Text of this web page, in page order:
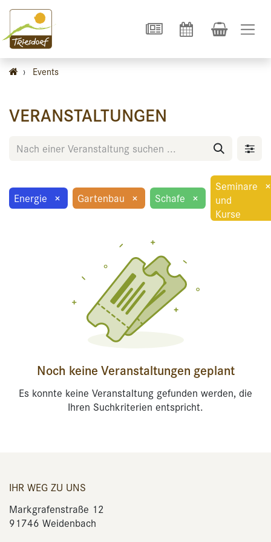
› Events
VERANSTALTUNGEN
Energie × Gartenbau × Schafe ×
Seminare
und
Kurse
×
Noch keine Veranstaltungen geplant
Es konnte keine Veranstaltung gefunden werden, die
Ihren Suchkriterien entspricht.
IHR WEG ZU UNS
Markgrafenstraße 12
91746 Weidenbach